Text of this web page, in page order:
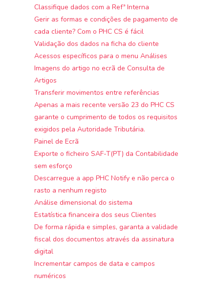
Classifique dados com a Refª Interna
Gerir as formas e condições de pagamento de
cada cliente? Com o PHC CS é fácil
Validação dos dados na ficha do cliente
Acessos específicos para o menu Análises
Imagens do artigo no ecrã de Consulta de
Artigos
Transferir movimentos entre referências
Apenas a mais recente versão 23 do PHC CS
garante o cumprimento de todos os requisitos
exigidos pela Autoridade Tributária.
Painel de Ecrã
Exporte o ficheiro SAF-T(PT) da Contabilidade
sem esforço
Descarregue a app PHC Notify e não perca o
rasto a nenhum registo
Análise dimensional do sistema
Estatística financeira dos seus Clientes
De forma rápida e simples, garanta a validade
fiscal dos documentos através da assinatura
digital
Incrementar campos de data e campos
numéricos